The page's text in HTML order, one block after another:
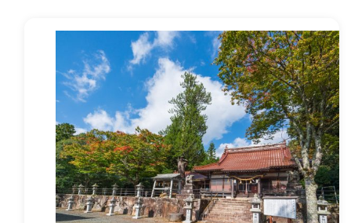
お知らせ
酒蔵営業時間
交通アクセス
観光ガイド案内
宿泊情報
年間イベント
花の開花状況
よくある質問